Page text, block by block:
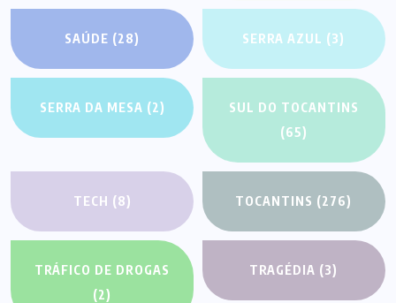
SAÚDE (28) SERRA AZUL (3)
SERRA DA MESA (2)
SUL DO TOCANTINS
(65)
TECH (8) TOCANTINS (276)
TRÁFICO DE DROGAS
(2)
TRAGÉDIA (3)